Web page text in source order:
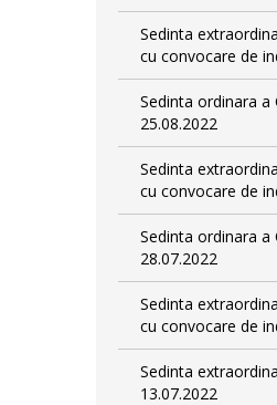
Sedinta
cu convocare de
Sedinta ordinara a
25.08.2022
Sedinta
cu convocare de
Sedinta ordinara a
28.07.2022
Sedinta
cu convocare de
Sedinta
13.07.2022